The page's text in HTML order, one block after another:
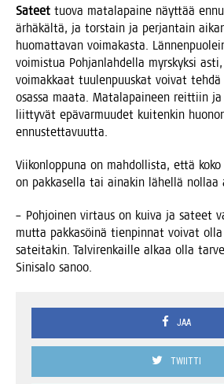
Sateet tuo­va mata­la­pai­ne näyt­tää
ärhä­käl­tä, ja tors­tain ja per­jan­tain
huo­mat­ta­van voi­ma­kas­ta.
voi­mis­tua Poh­jan­lah­del­la myrs­kyk­si
voi­mak­kaat tuu­len­puus­kat voi­vat teh­dä
osas­sa maa­ta. Mata­la­pai­neen reit­tiin
liit­ty­vät epä­var­muu­det kui­ten­kin
ennustettavuutta.
Vii­kon­lop­pu­na on mah­dol­lis­ta, että
on pak­ka­sel­la tai aina­kin lähel­lä nol­laa
– Poh­joi­nen vir­taus on kui­va ja sateet
mut­ta pak­ka­söi­nä tien­pin­nat voi­vat
satei­ta­kin. Tal­vi­ren­kail­le alkaa olla
Sini­sa­lo sanoo.
JAA
TWIITTI